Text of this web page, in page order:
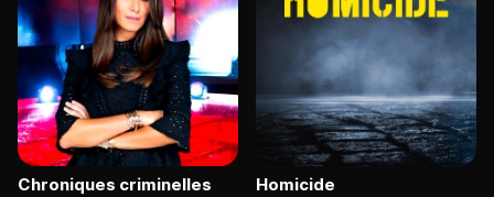
Chroniques criminelles Homicide